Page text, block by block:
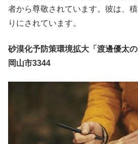
者から尊敬されています。彼は、
りにされています。
砂漠化予防策環境拡大「渡邊優太
岡山市3344